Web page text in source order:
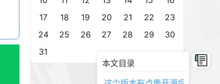
本文目录
17
18 19 20 21 22
23
24
25 26 27 28 29
30
31